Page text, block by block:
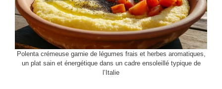
Polenta crémeuse garnie de légumes frais et herbes aromatiques,
un plat sain et énergétique dans un cadre ensoleillé typique de
l’Italie